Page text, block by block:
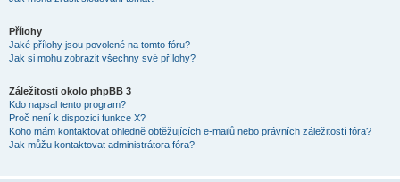
Přílohy
Jaké přílohy jsou povolené na tomto fóru?
Jak si mohu zobrazit všechny své přílohy?
Záležitosti okolo phpBB 3
Kdo napsal tento program?
Proč není k dispozici funkce X?
Koho mám kontaktovat ohledně obtěžujících e-mailů nebo právních záležitostí fóra?
Jak můžu kontaktovat administrátora fóra?